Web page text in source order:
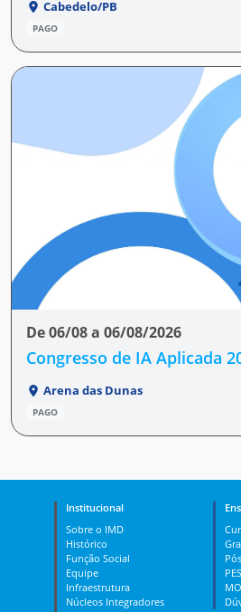
Cabedelo/PB
PAGO
De 06/08 a 06/08/2026
Congresso de IA Aplicada
Arena das Dunas
PAGO
Institucional
Sobre o IMD
Histórico
Função Social
Equipe
Infraestrutura
Núcleos Integradores
PES